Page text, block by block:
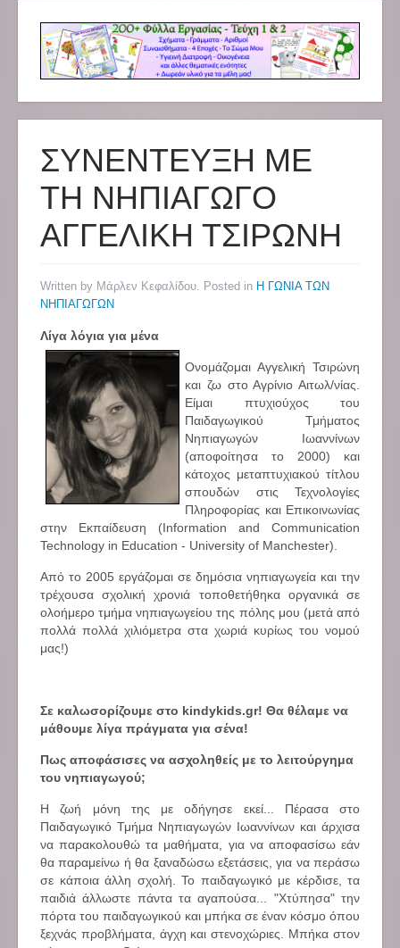
ΣΥΝΕΝΤΕΥΞΗ ΜΕ
ΤΗ ΝΗΠΙΑΓΩΓΟ
ΑΓΓΕΛΙΚΗ ΤΣΙΡΩΝΗ
Written by Μάρλεν Κεφαλίδου. Posted in Η ΓΩΝΙΑ ΤΩΝ
ΝΗΠΙΑΓΩΓΩΝ
Λίγα λόγια για μένα
Ονομάζομαι Αγγελική Τσιρώνη
και ζω στο Αγρίνιο Αιτωλ/νίας.
Είμαι πτυχιούχος του
Παιδαγωγικού Τμήματος
Νηπιαγωγών Ιωαννίνων
(αποφοίτησα το 2000) και
κάτοχος μεταπτυχιακού τίτλου
σπουδών στις Τεχνολογίες
Πληροφορίας και Επικοινωνίας
στην Εκπαίδευση (Information and Communication
Technology in Education - University of Manchester).
Από το 2005 εργάζομαι σε δημόσια νηπιαγωγεία και την
τρέχουσα σχολική χρονιά τοποθετήθηκα οργανικά σε
ολοήμερο τμήμα νηπιαγωγείου της πόλης μου (μετά από
πολλά πολλά χιλιόμετρα στα χωριά κυρίως του νομού
μας!)
Σε καλωσορίζουμε στο kindykids.gr! Θα θέλαμε να
μάθουμε λίγα πράγματα για σένα!
Πως αποφάσισες να ασχοληθείς με το λειτούργημα
του νηπιαγωγού;
Η ζωή μόνη της με οδήγησε εκεί... Πέρασα στο
Παιδαγωγικό Τμήμα Νηπιαγωγών Ιωαννίνων και άρχισα
να παρακολουθώ τα μαθήματα, για να αποφασίσω εάν
θα παραμείνω ή θα ξαναδώσω εξετάσεις, για να περάσω
σε κάποια άλλη σχολή. Το παιδαγωγικό με κέρδισε, τα
παιδιά άλλωστε πάντα τα αγαπούσα... "Χτύπησα" την
πόρτα του παιδαγωγικού και μπήκα σε έναν κόσμο όπου
ξεχνάς προβλήματα, άγχη και στενοχώριες. Μπήκα στον